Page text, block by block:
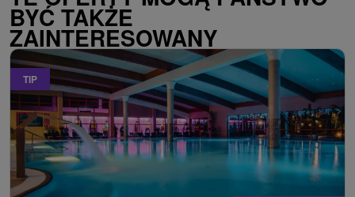
BYĆ TAKŻE
ZAINTERESOWANY
TIP